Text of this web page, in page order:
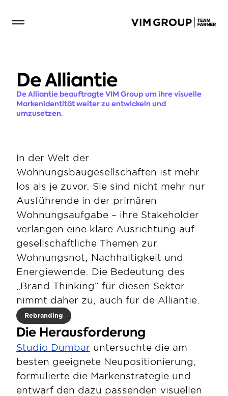
De Alliantie
De Alliantie beauftragte VIM Group um ihre visuelle
Markenidentität weiter zu entwickeln und
umzusetzen.
In der Welt der
Wohnungsbaugesellschaften ist mehr
los als je zuvor. Sie sind nicht mehr nur
Ausführende in der primären
Wohnungsaufgabe – ihre Stakeholder
verlangen eine klare Ausrichtung auf
gesellschaftliche Themen zur
Wohnungsnot, Nachhaltigkeit und
Energiewende. Die Bedeutung des
„Brand Thinking“ für diesen Sektor
nimmt daher zu, auch für de Alliantie.
Rebranding
Die Herausforderung
Studio Dumbar untersuchte die am
besten geeignete Neupositionierung,
formulierte die Markenstrategie und
entwarf den dazu passenden visuellen